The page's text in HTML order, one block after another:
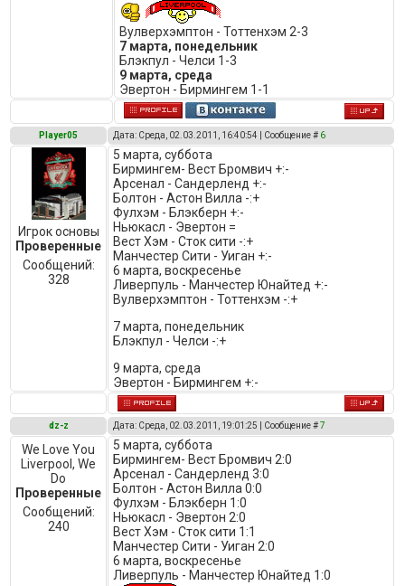
Вулверхэмптон - Тоттенхэм 2-3
7 марта, понедельник
Блэкпул - Челси 1-3
9 марта, среда
Эвертон - Бирмингем 1-1
Player05 Дата: Среда, 02.03.2011, 16:40:54 | Сообщение # 6
Игрок основы
Проверенные
Сообщений:
328
5 марта, суббота
Бирмингем- Вест Бромвич +:-
Арсенал - Сандерленд +:-
Болтон - Астон Вилла -:+
Фулхэм - Блэкберн +:-
Ньюкасл - Эвертон =
Вест Хэм - Сток сити -:+
Манчестер Сити - Уиган +:-
6 марта, воскресенье
Ливерпуль - Манчестер Юнайтед +:-
Вулверхэмптон - Тоттенхэм -:+
7 марта, понедельник
Блэкпул - Челси -:+
9 марта, среда
Эвертон - Бирмингем +:-
dz-z Дата: Среда, 02.03.2011, 19:01:25 | Сообщение #7
We Love You
Liverpool, We
Do
Проверенные
Сообщений:
240
5 марта, суббота
Бирмингем- Вест Бромвич 2:0
Арсенал - Сандерленд 3:0
Болтон - Астон Вилла 0:0
Фулхэм - Блэкберн 1:0
Ньюкасл - Эвертон 2:0
Вест Хэм - Сток сити 1:1
Манчестер Сити - Уиган 2:0
6 марта, воскресенье
Ливерпуль - Манчестер Юнайтед 1:0